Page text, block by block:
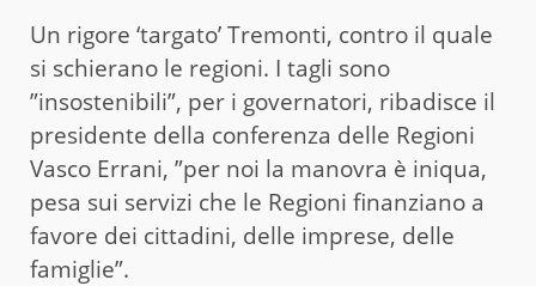
Un rigore ‘targato’ Tremonti, contro il quale
si schierano le regioni. I tagli sono
”insostenibili”, per i governatori, ribadisce il
presidente della conferenza delle Regioni
Vasco Errani, ”per noi la manovra è iniqua,
pesa sui servizi che le Regioni finanziano a
favore dei cittadini, delle imprese, delle
famiglie”.